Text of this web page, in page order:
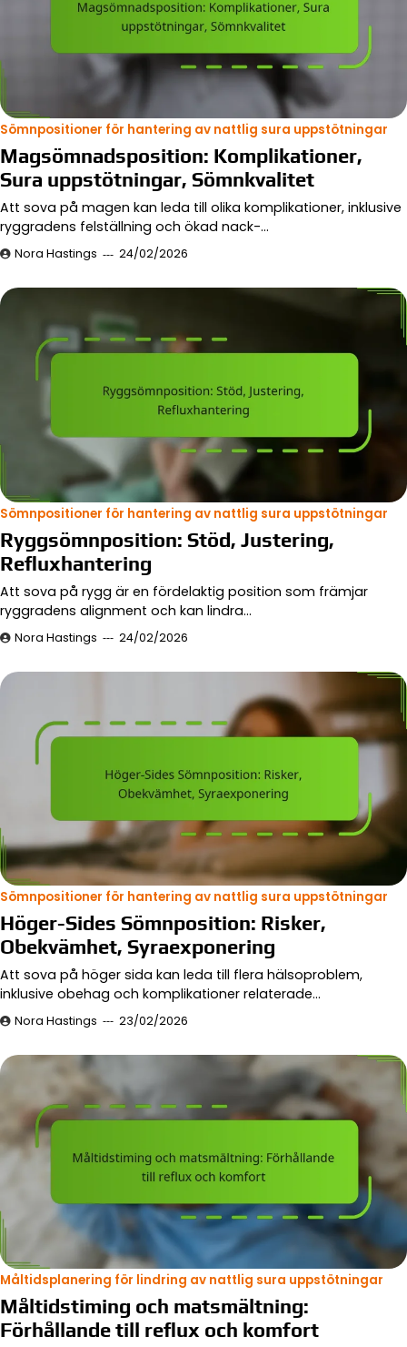
Sömnpositioner för hantering av nattlig sura uppstötningar
Magsömnadsposition: Komplikationer,
Sura uppstötningar, Sömnkvalitet
Att sova på magen kan leda till olika komplikationer, inklusive
ryggradens felställning och ökad nack-…
Nora Hastings 24/02/2026
Sömnpositioner för hantering av nattlig sura uppstötningar
Ryggsömnposition: Stöd, Justering,
Refluxhantering
Att sova på rygg är en fördelaktig position som främjar
ryggradens alignment och kan lindra…
Nora Hastings 24/02/2026
Sömnpositioner för hantering av nattlig sura uppstötningar
Höger-Sides Sömnposition: Risker,
Obekvämhet, Syraexponering
Att sova på höger sida kan leda till flera hälsoproblem,
inklusive obehag och komplikationer relaterade…
Nora Hastings 23/02/2026
Måltidsplanering för lindring av nattlig sura uppstötningar
Måltidstiming och matsmältning:
Förhållande till reflux och komfort